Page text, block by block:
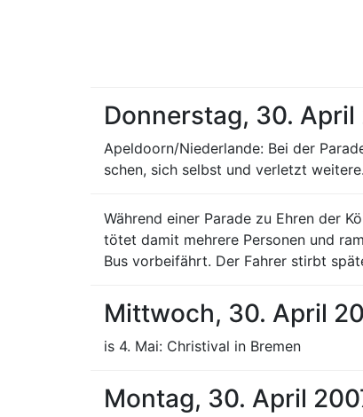
Donnerstag, 30.
Apeldoorn/Niederlande: Bei der
schen, sich selbst und verletzt weitere.
Während einer Parade zu Ehren der
tötet damit mehrere Personen und
Bus vorbeifährt. Der Fahrer stirbt
Mittwoch, 30. April
is 4. Mai: Christival in Bremen
Montag, 30. April